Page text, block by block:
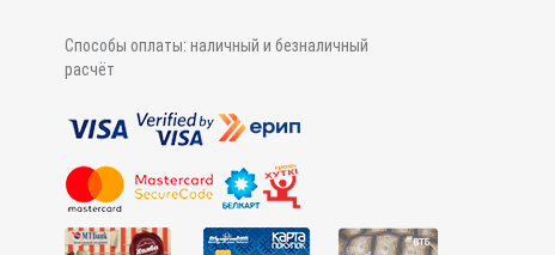
Способы оплаты: наличный и безналичный
расчёт